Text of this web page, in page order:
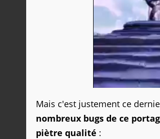
Mais c'est justement ce
nombreux bugs de ce
piètre qualité :